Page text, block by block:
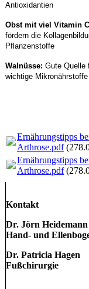
Antioxidantien
Obst mit viel Vitamin
fördern die
Pflanzenstoffe
Walnüsse: Gute Quelle
wichtige
Ernährungstipps
Arthrose.pdf
Ernährungstipps
Arthrose.pdf
Kontakt
Dr. Jörn Heidemann
Hand- und
Dr. Patricia Hagen
Fußchirurgie